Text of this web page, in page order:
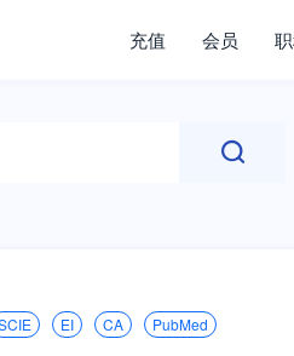
充值 会员
EI CA PubMed